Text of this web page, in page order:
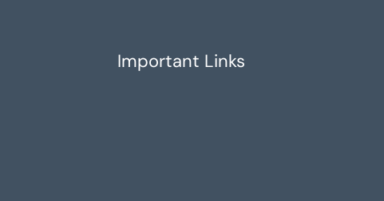
Important Links